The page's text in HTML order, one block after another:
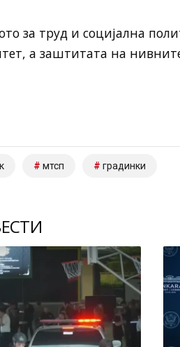
за труд и социјална
а заштитата на
мтсп градинки